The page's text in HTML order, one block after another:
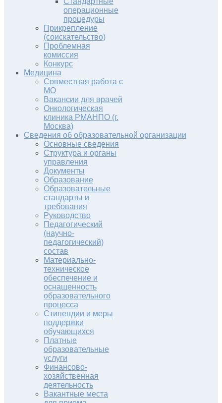
операционные
процедуры
Прикрепление
(соискательство)
Проблемная
комиссия
Конкурс
Медицина
Совместная работа с
МО
Вакансии для врачей
Онкологическая
клиника РМАНПО (г.
Москва)
Сведения об образовательной организации
Основные сведения
Структура и органы
управления
Документы
Образование
Образовательные
стандарты и
требования
Руководство
Педагогический
(научно-
педагогический)
состав
Материально-
техническое
обеспечение и
оснащенность
образовательного
процесса
Стипендии и меры
поддержки
обучающихся
Платные
образовательные
услуги
Финансово-
хозяйственная
деятельность
Вакантные места